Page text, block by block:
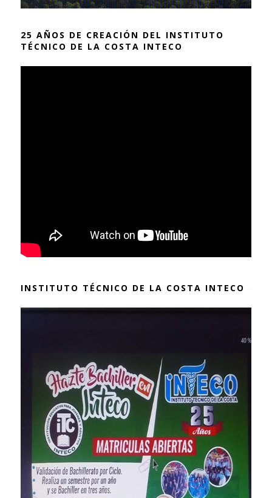
25 AÑOS DE CREACIÓN DEL INSTITUTO
TÉCNICO DE LA COSTA INTECO
INSTITUTO TÉCNICO DE LA COSTA INTECO